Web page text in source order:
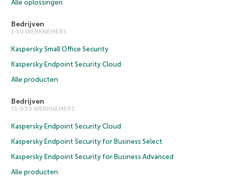
Alle oplossingen
Bedrijven
1-50 WERKNEMERS
Kaspersky Small Office Security
Kaspersky Endpoint Security Cloud
Alle producten
Bedrijven
51-999 WERKNEMERS
Kaspersky Endpoint Security Cloud
Kaspersky Endpoint Security for Business Select
Kaspersky Endpoint Security for Business Advanced
Alle producten